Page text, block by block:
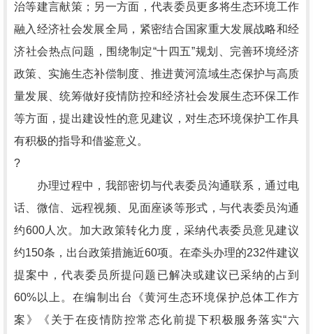
治等建言献策；另一方面，代表委员更多将生态环境工作
融入经济社会发展全局，紧密结合国家重大发展战略和经
济社会热点问题，围绕制定“十四五”规划、完善环境经济
政策、实施生态补偿制度、推进黄河流域生态保护与高质
量发展、统筹做好疫情防控和经济社会发展生态环保工作
等方面，提出建设性的意见建议，对生态环境保护工作具
有积极的指导和借鉴意义。
?
办理过程中，我部密切与代表委员沟通联系，通过电
话、微信、远程视频、见面座谈等形式，与代表委员沟通
约600人次。加大政策转化力度，采纳代表委员意见建议
约150条，出台政策措施近60项。在牵头办理的232件建议
提案中，代表委员所提问题已解决或建议已采纳的占到
60%以上。在编制出台《黄河生态环境保护总体工作方
案》《关于在疫情防控常态化前提下积极服务落实“六